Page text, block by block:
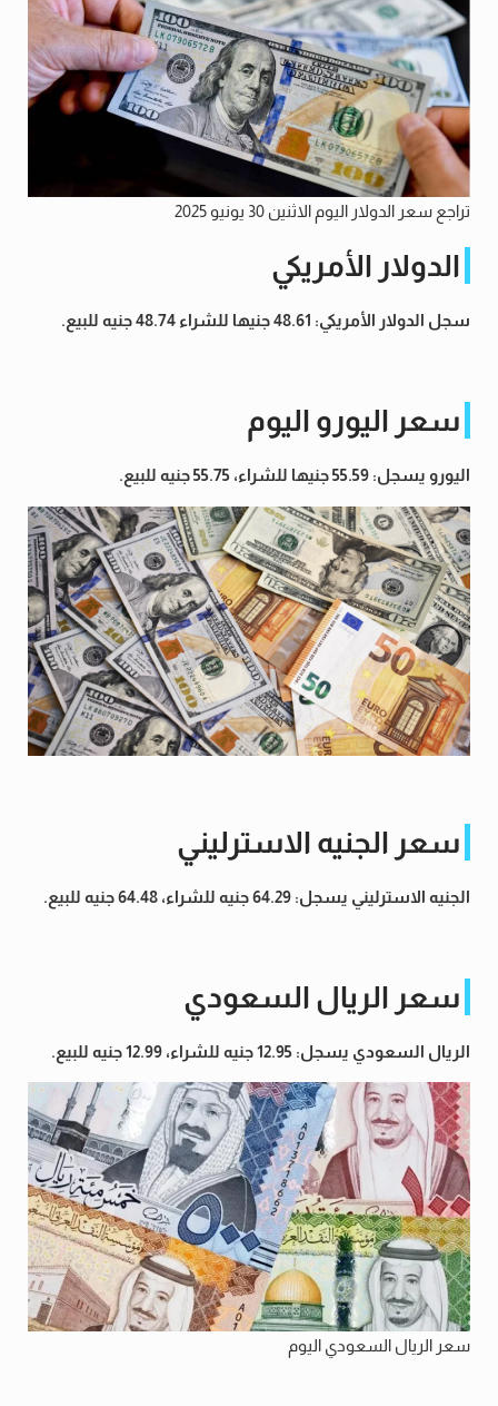
تراجع سعر الدولار اليوم الاثنين 30 يونيو 2025
الدولار الأمريكي
سجل الدولار الأمريكي: 48.61 جنيها للشراء 48.74 جنيه للبيع.
سعر اليورو اليوم
اليورو يسجل: 55.59 جنيها للشراء، 55.75 جنيه للبيع.
سعر الجنيه الاسترليني
الجنيه الاسترليني يسجل: 64.29 جنيه للشراء، 64.48 جنيه للبيع.
سعر الريال السعودي
الريال السعودي يسجل: 12.95 جنيه للشراء، 12.99 جنيه للبيع.
سعر الريال السعودي اليوم